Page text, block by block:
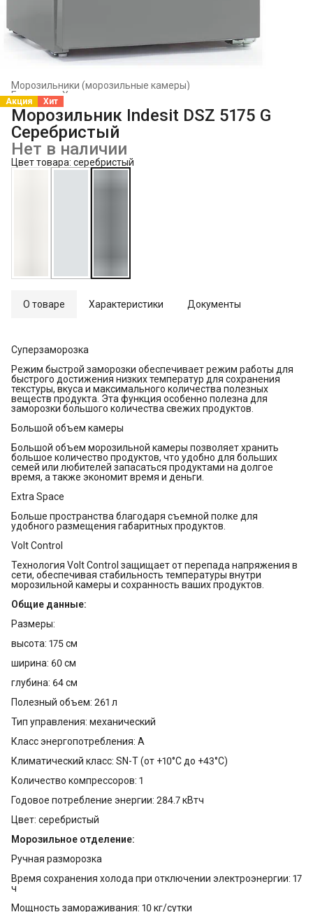
Морозильники (морозильные камеры)
Холодильники и морозильники
Главная ›
Акция Хит
Морозильник Indesit DSZ 5175 G
Серебристый
Нет в наличии
Цвет товара: серебристый
О товаре Характеристики Документы
Суперзаморозка
Режим быстрой заморозки обеспечивает режим работы для
быстрого достижения низких температур для сохранения
текстуры, вкуса и максимального количества полезных
веществ продукта. Эта функция особенно полезна для
заморозки большого количества свежих продуктов.
Большой объем камеры
Большой объем морозильной камеры позволяет хранить
большое количество продуктов, что удобно для больших
семей или любителей запасаться продуктами на долгое
время, а также экономит время и деньги.
Extra Space
Больше пространства благодаря съемной полке для
удобного размещения габаритных продуктов.
Volt Control
Технология Volt Control защищает от перепада напряжения в
сети, обеспечивая стабильность температуры внутри
морозильной камеры и сохранность ваших продуктов.
Общие данные:
Размеры:
высота: 175 см
ширина: 60 см
глубина: 64 см
Полезный объем: 261 л
Тип управления: механический
Класс энергопотребления: A
Климатический класс: SN-T (от +10°С до +43°С)
Количество компрессоров: 1
Годовое потребление энергии: 284.7 кВтч
Цвет: серебристый
Морозильное отделение:
Ручная разморозка
Время сохранения холода при отключении электроэнергии: 17
ч
Мощность замораживания: 10 кг/сутки